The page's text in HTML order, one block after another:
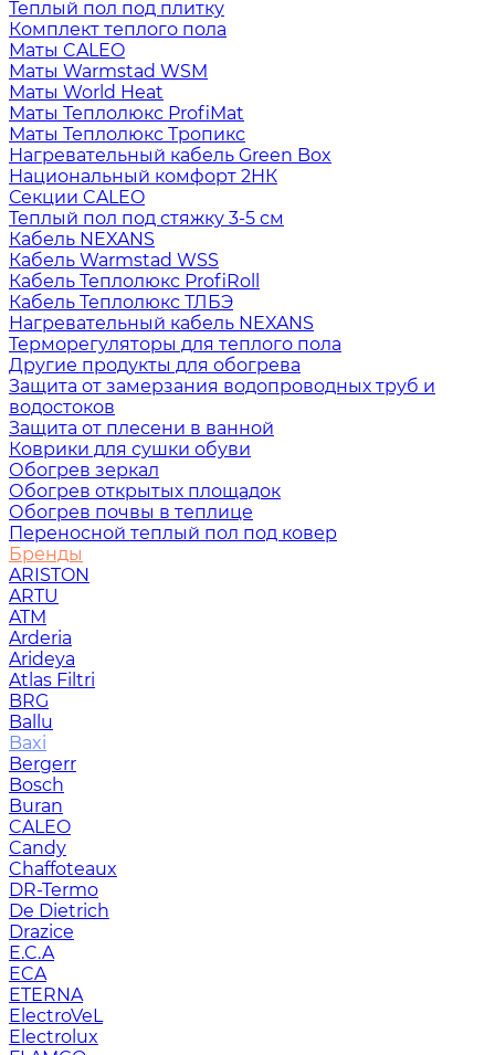
Теплый пол под плитку
Комплект теплого пола
Маты CALEO
Маты Warmstad WSM
Маты World Heat
Маты Теплолюкс ProfiMat
Маты Теплолюкс Тропикс
Нагревательный кабель Green Box
Национальный комфорт 2НК
Секции CALEO
Теплый пол под стяжку 3-5 см
Кабель NEXANS
Кабель Warmstad WSS
Кабель Теплолюкс ProfiRoll
Кабель Теплолюкс ТЛБЭ
Нагревательный кабель NEXANS
Терморегуляторы для теплого пола
Другие продукты для обогрева
Защита от замерзания водопроводных труб и
водостоков
Защита от плесени в ванной
Коврики для сушки обуви
Обогрев зеркал
Обогрев открытых площадок
Обогрев почвы в теплице
Переносной теплый пол под ковер
Бренды
ARISTON
ARTU
ATM
Arderia
Arideya
Atlas Filtri
BRG
Ballu
Baxi
Bergerr
Bosch
Buran
CALEO
Candy
Chaffoteaux
DR-Termo
De Dietrich
Drazice
E.C.A
ECA
ETERNA
ElectroVeL
Electrolux